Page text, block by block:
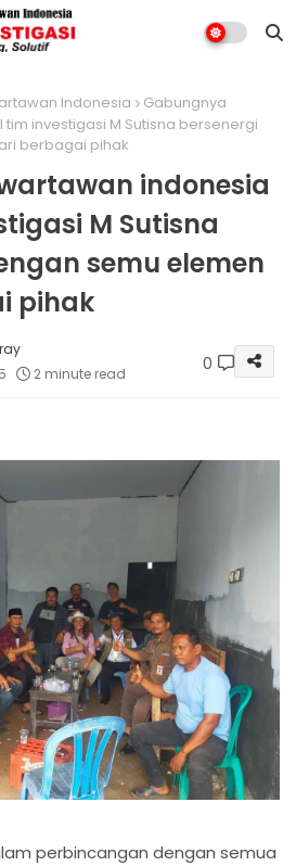
Indonesia
Gabungnya
investigasi M Sutisna bersenergi
berbagai pihak
indonesia
M Sutisna
semu elemen
pihak
2 minute read 0
perbincangan dengan semua